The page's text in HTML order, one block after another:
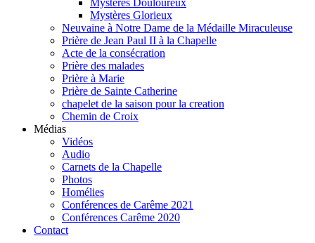
Mystères Glorieux
Neuvaine à Notre Dame de la Médaille Miraculeuse
Prière de Jean Paul II à la Chapelle
Acte de la consécration
Prière des malades
Prière à Marie
Prière de Sainte Catherine
chapelet de la saison pour la creation
Chemin de Croix
Médias
Vidéos
Audio
Carnets de la Chapelle
Photos
Homélies
Conférences de Carême 2021
Conférences Carême 2020
Contact